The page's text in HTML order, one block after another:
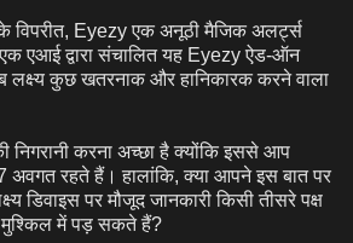
विपरीत, Eyezy एक अनूठी मैजिक अलर्ट्स
एआई द्वारा संचालित यह Eyezy ऐड-ऑन
कुछ खतरनाक और हानिकारक करने वाला
निगरानी करना अच्छा है क्योंकि इससे आप
अवगत रहते हैं। हालांकि, क्या आपने इस बात पर
डिवाइस पर मौजूद जानकारी किसी तीसरे पक्ष
में पड़ सकते हैं?